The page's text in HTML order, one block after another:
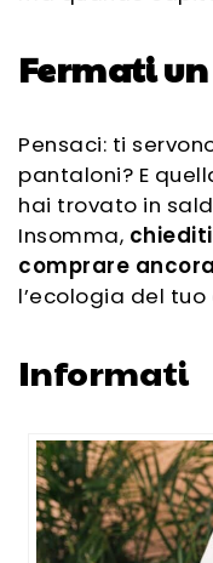
Fermati
Pensaci: ti
pantaloni? E
hai trovato in
Insomma,
comprare ancora
l’ecologia del
Informati